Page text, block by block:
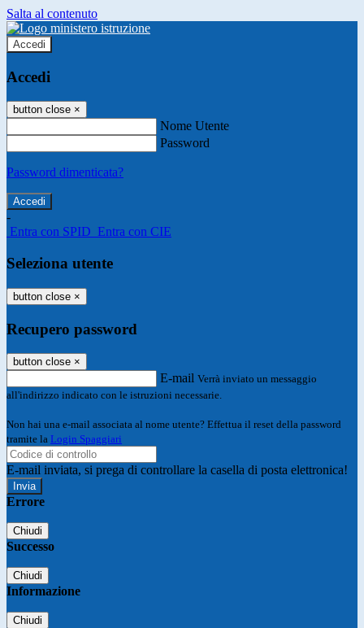
Salta al contenuto
Accedi
Accedi
button close ×
Nome Utente
Password
Password dimenticata?
-
Entra con SPID Entra con CIE
Seleziona utente
button close ×
Recupero password
button close ×
E-mail Verrà inviato un messaggio
all'indirizzo indicato con le istruzioni necessarie.
Non hai una e-mail associata al nome utente? Effettua il reset della password
tramite la Login Spaggiari
E-mail inviata, si prega di controllare la casella di posta elettronica!
Errore
Chiudi
Successo
Chiudi
Informazione
Chiudi